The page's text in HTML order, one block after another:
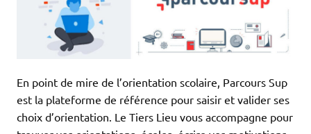
En point de mire de l’orientation scolaire, Parcours Sup
est la plateforme de référence pour saisir et valider ses
choix d’orientation. Le Tiers Lieu vous accompagne pour